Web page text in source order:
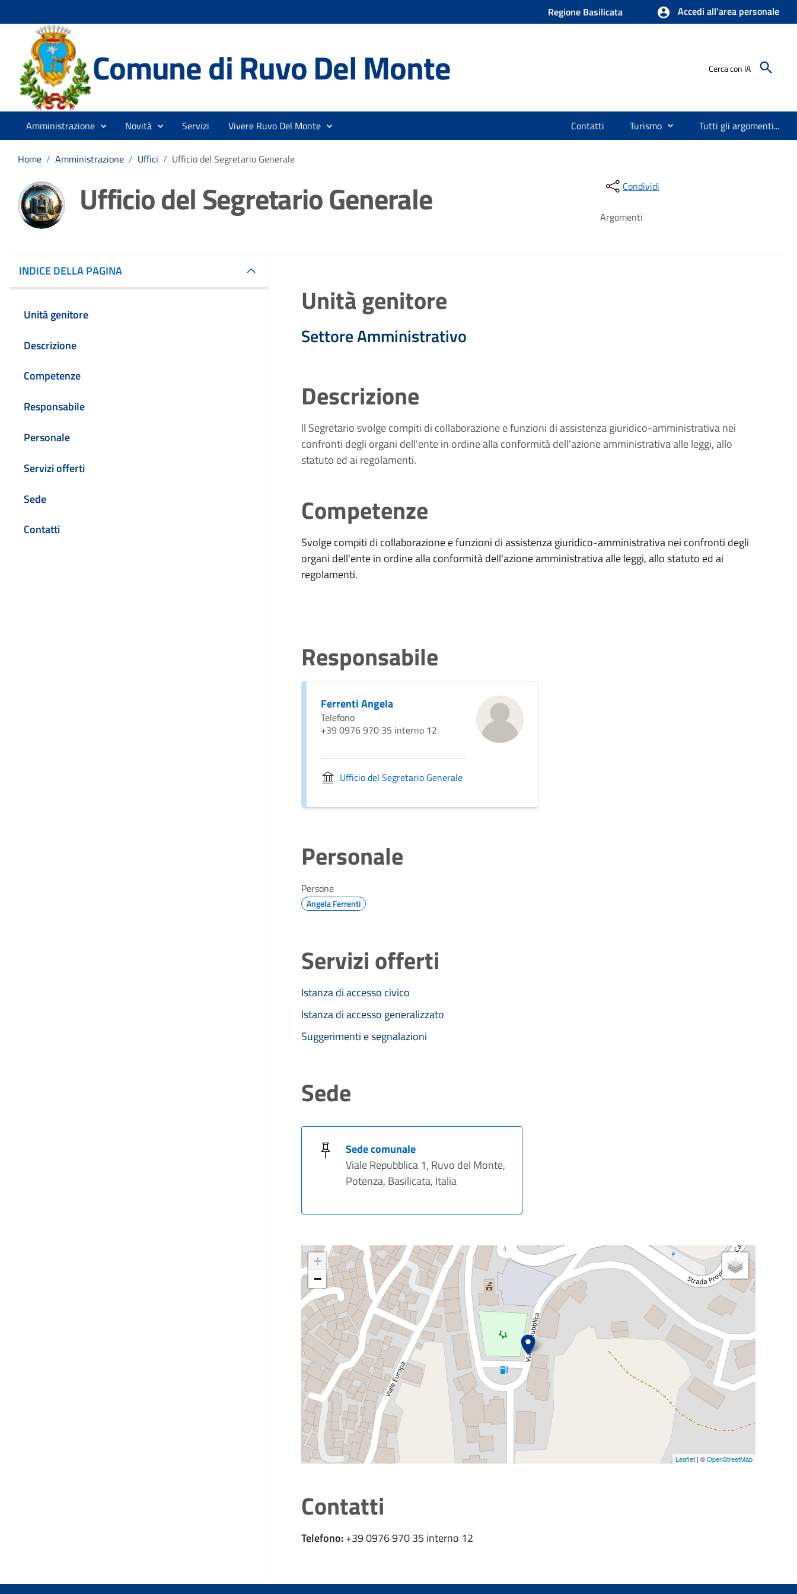
Regione Basilicata Accedi all'area personale
Comune di Ruvo Del Monte Cerca con IA
Amministrazione Novità Servizi Vivere Ruvo Del Monte Contatti Turismo Tutti gli argomenti...
Home / Amministrazione / Uffici / Ufficio del Segretario Generale
Ufficio del Segretario Generale Condividi
Argomenti
INDICE DELLA PAGINA
Unità genitore
Descrizione
Competenze
Responsabile
Personale
Servizi offerti
Sede
Contatti
Unità genitore
Settore Amministrativo
Descrizione
Il Segretario svolge compiti di collaborazione e funzioni di assistenza giuridico-amministrativa nei
confronti degli organi dell'ente in ordine alla conformità dell'azione amministrativa alle leggi, allo
statuto ed ai regolamenti.
Competenze
Svolgecompiti di collaborazione e funzioni di assistenza giuridico-amministrativa nei confronti degli
organi dell'ente in ordine alla conformità dell'azione amministrativa alle leggi, allo statuto ed ai
regolamenti.
Responsabile
Ferrenti Angela
Telefono
+39 0976 970 35 interno 12
Ufficio del Segretario Generale
Personale
Persone
Angela Ferrenti
Servizi offerti
Istanza di accesso civico
Istanza di accesso generalizzato
Suggerimenti e segnalazioni
Sede
Sede comunale
Viale Repubblica 1, Ruvo del Monte,
Potenza, Basilicata, Italia
+
−
Leaflet| ©OpenStreetMap
Contatti
Telefono:+39 0976 970 35 interno 12